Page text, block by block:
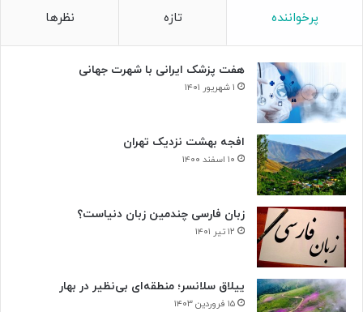
پرخواننده تازه نظرها
هفت پزشک ایرانی با شهرت جهانی
۱ شهریور ۱۴۰۱
افجه بهشت نزدیک تهران
۱۰ اسفند ۱۴۰۰
زبان فارسی چندمین زبان دنیاست؟
۱۲ تیر ۱۴۰۱
ییلاق سلانسر؛ منطقه‌ای بی‌نظیر در بهار
۱۵ فروردین ۱۴۰۳